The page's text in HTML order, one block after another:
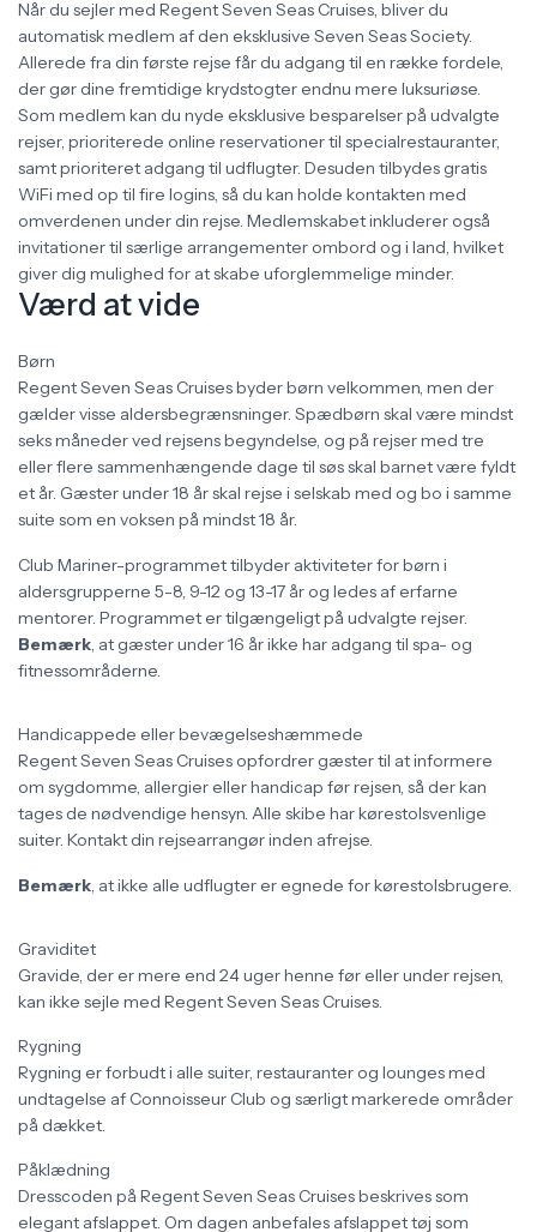
Når du sejler med Regent Seven Seas Cruises, bliver du
automatisk medlem af den eksklusive Seven Seas Society.
Allerede fra din første rejse får du adgang til en række fordele,
der gør dine fremtidige krydstogter endnu mere luksuriøse.
Som medlem kan du nyde eksklusive besparelser på udvalgte
rejser, prioriterede online reservationer til specialrestauranter,
samt prioriteret adgang til udflugter. Desuden tilbydes gratis
WiFi med op til fire logins, så du kan holde kontakten med
omverdenen under din rejse. Medlemskabet inkluderer også
invitationer til særlige arrangementer ombord og i land, hvilket
giver dig mulighed for at skabe uforglemmelige minder.
Værd at vide
Børn
Regent Seven Seas Cruises byder børn velkommen, men der
gælder visse aldersbegrænsninger. Spædbørn skal være mindst
seks måneder ved rejsens begyndelse, og på rejser med tre
eller flere sammenhængende dage til søs skal barnet være fyldt
et år. Gæster under 18 år skal rejse i selskab med og bo i samme
suite som en voksen på mindst 18 år.
Club Mariner-programmet tilbyder aktiviteter for børn i
aldersgrupperne 5-8, 9-12 og 13-17 år og ledes af erfarne
mentorer. Programmet er tilgængeligt på udvalgte rejser.
Bemærk, at gæster under 16 år ikke har adgang til spa- og
fitnessområderne.
Handicappede eller bevægelseshæmmede
Regent Seven Seas Cruises opfordrer gæster til at informere
om sygdomme, allergier eller handicap før rejsen, så der kan
tages de nødvendige hensyn. Alle skibe har kørestolsvenlige
suiter. Kontakt din rejsearrangør inden afrejse.
Bemærk, at ikke alle udflugter er egnede for kørestolsbrugere.
Graviditet
Gravide, der er mere end 24 uger henne før eller under rejsen,
kan ikke sejle med Regent Seven Seas Cruises.
Rygning
Rygning er forbudt i alle suiter, restauranter og lounges med
undtagelse af Connoisseur Club og særligt markerede områder
på dækket.
Påklædning
Dresscoden på Regent Seven Seas Cruises beskrives som
elegant afslappet. Om dagen anbefales afslappet tøj som